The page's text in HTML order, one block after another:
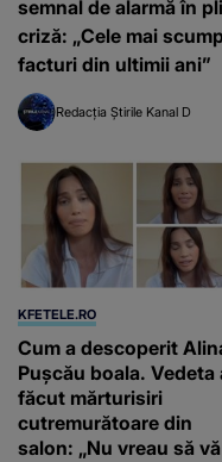
semnal de alarmă în
criză: „Cele mai
facturi din ultimii ani”
Redacția Știrile Kanal D
KFETELE.RO
Cum a descoperit
Pușcău boala. Vedeta
făcut mărturisiri
cutremurătoare din
salon: „Nu vreau să